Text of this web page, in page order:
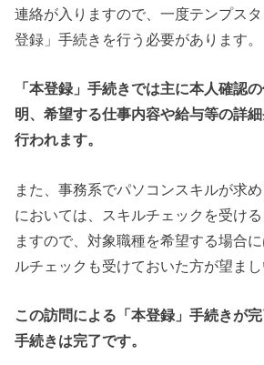
連絡が入りますので、一度テンプス
登録」手続きを行う必要があります。
「本登録」手続きでは主に本人確認
明、希望する仕事内容や給与等の詳
行われます。
また、事務系でパソコンスキルが求
においては、スキルチェックを受け
ますので、対象職種を希望する場合
ルチェックも受けておいた方が望まし
この訪問による「本登録」手続きが
手続きは完了です。